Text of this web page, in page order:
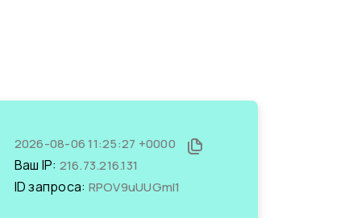
2026-08-06 11:25:27 +0000
Ваш IP: 216.73.216.131
ID запроса: RPOV9uUUGmI1